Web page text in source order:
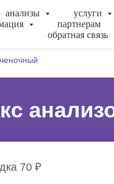
анализы услуги
партнерам
обратная связь
70 ₽